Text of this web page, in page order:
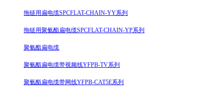
拖链用扁电缆SPCFLAT-CHAIN-YY系列
拖链用聚氨酯扁电缆SPCFLAT-CHAIN-YP系列
聚氨酯扁电缆
聚氨酯扁电缆带视频线YFPB-TV系列
聚氨酯扁电缆带网线YFPB-CAT5E系列